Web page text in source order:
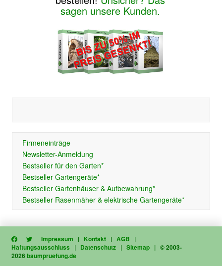
sagen unsere Kunden.
Firmeneinträge
Newsletter-Anmeldung
Bestseller für den Garten*
Bestseller Gartengeräte*
Bestseller Gartenhäuser & Aufbewahrung*
Bestseller Rasenmäher & elektrische Gartengeräte*
Impressum | Kontakt |AGB |
Haftungsausschluss | Datenschutz |Sitemap | © 2003-
2026baumpruefung.de